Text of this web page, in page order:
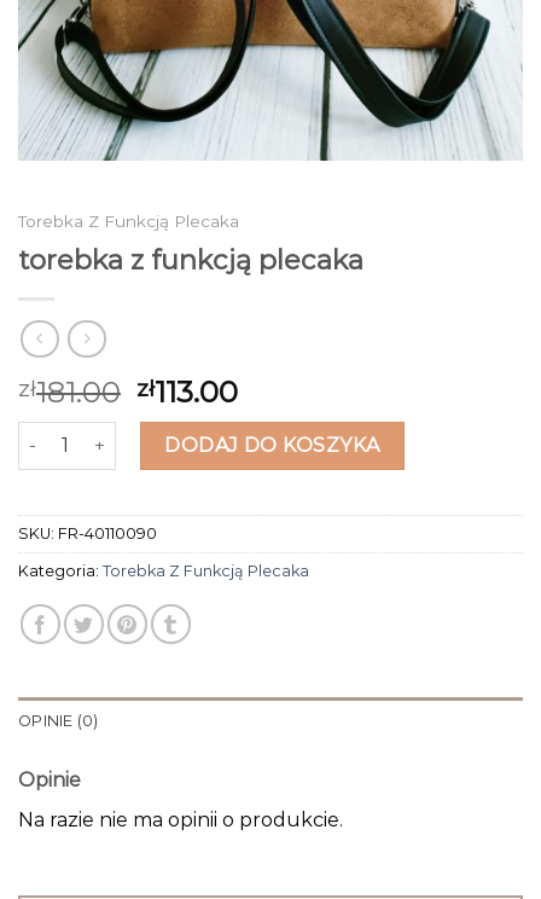
Torebka Z Funkcją Plecaka
torebka z funkcją plecaka
zł181.00 zł113.00
ilość torebka z funkcją plecaka
DODAJ DO KOSZYKA
SKU: FR-40110090
Kategoria: Torebka Z Funkcją Plecaka
OPINIE (0)
Opinie
Na razie nie ma opinii o produkcie.